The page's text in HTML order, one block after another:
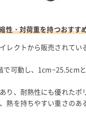
性・対荷重を持つおすす
レクトから販売されてい
で可動し、1cm~25.5cm
り、耐熱性にも優れたポ
熱を持ちやすい重さのあ